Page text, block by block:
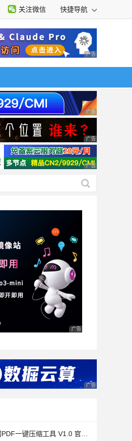
关注微信 快捷导航
广告 商业广告，理
广告 商业广告，理
理性选择 广告 商业广告，理
，理性选择 广告 商业广告，理
广告 商业广告，理性选择
广告 商业广告，理